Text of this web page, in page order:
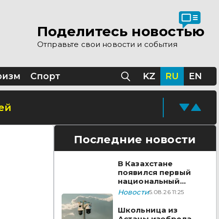
Поделитесь новостью
Отправьте свои новости и события
Спорт KZ RU EN
Последние новости
В Казахстане
появился первый
национальный
стандарт
Новости5.08.26 11:25
Школьница из